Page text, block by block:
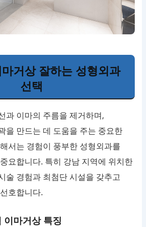
거상 잘하는 성형외과
선택
과 이마의 주름을 제거하며,
을 만드는 데 도움을 주는 중요한
서는 경험이 풍부한 성형외과를
요합니다. 특히 강남 지역에 위치한
술 경험과 최첨단 시설을 갖추고
호합니다.
이마거상 특징